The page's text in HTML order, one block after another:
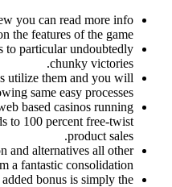
review you can read more
on the features of the
leads to particular
chunky
utilize them and you
following same easy
see web based casinos
regards to 100 percent free-
product
icon and alternatives all
to form a fantastic
casino added bonus is simply